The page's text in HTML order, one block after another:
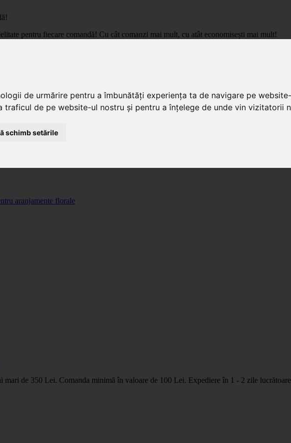
de urmărire pentru a îmbunătăți experiența ta de navigare pe
traficul de pe website-ul nostru și pentru a înțelege de unde vin vizitatorii
schimb setările
pentru fiecare comandă! Cu cât comanzi mai mult, cu atât economisești mai mult!
de calitate la pret de importator, cu livrare in toata Romania.
aranjamente florale
de 350 Lei. Comanda minimă în valoare de 100 Lei. Expediere în 1 - 2 zile